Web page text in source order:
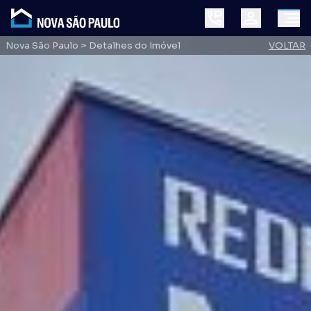
Nova São Paulo > Detalhes do Imóvel VOLTAR